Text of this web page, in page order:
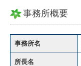
事務所概要
事務所名
所長名